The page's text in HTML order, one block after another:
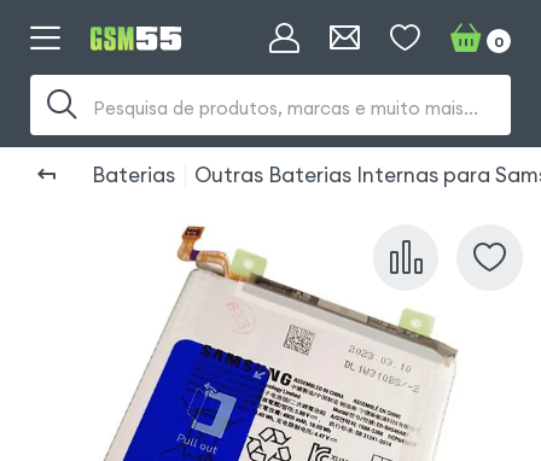
Pesquisa de produtos, marcas e muito mais...
0
Baterias Outras Baterias Internas para